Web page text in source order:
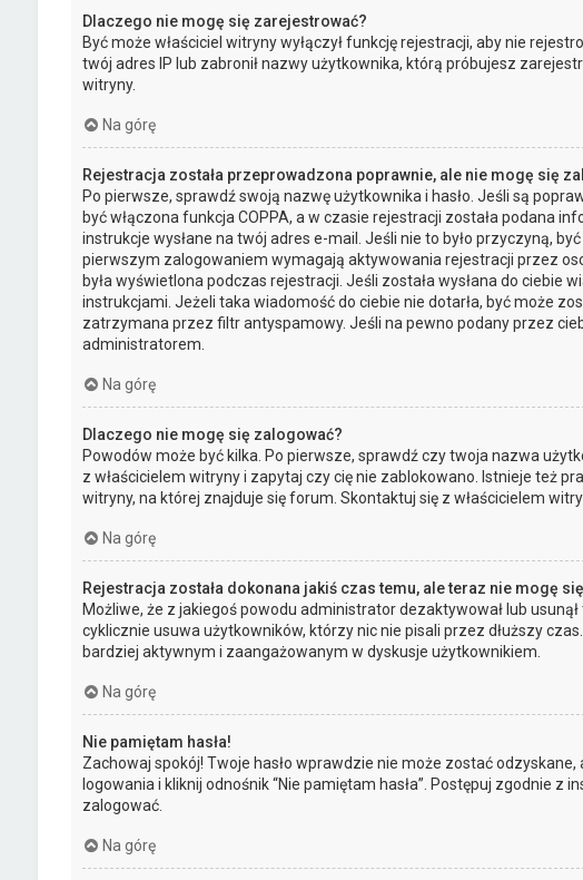
Dlaczego nie mogę się zarejestrować?
Być może właściciel witryny wyłączył funkcję rejestracji, aby nie
twój adres IP lub zabronił nazwy użytkownika, którą próbujesz
witryny.
Na górę
Rejestracja została przeprowadzona poprawnie, ale nie mogę się
Po pierwsze, sprawdź swoją nazwę użytkownika i hasło. Jeśli są
być włączona funkcja COPPA, a w czasie rejestracji została podana
instrukcje wysłane na twój adres e-mail. Jeśli nie to było przyczyną,
pierwszym zalogowaniem wymagają aktywowania rejestracji przez
była wyświetlona podczas rejestracji. Jeśli została wysłana do ciebie
instrukcjami. Jeżeli taka wiadomość do ciebie nie dotarła, być może
zatrzymana przez filtr antyspamowy. Jeśli na pewno podany przez
administratorem.
Na górę
Dlaczego nie mogę się zalogować?
Powodów może być kilka. Po pierwsze, sprawdź czy twoja nazwa
z właścicielem witryny i zapytaj czy cię nie zablokowano. Istnieje też
witryny, na której znajduje się forum. Skontaktuj się z właścicielem
Na górę
Rejestracja została dokonana jakiś czas temu, ale teraz nie mogę
Możliwe, że z jakiegoś powodu administrator dezaktywował lub
cyklicznie usuwa użytkowników, którzy nic nie pisali przez dłuższy
bardziej aktywnym i zaangażowanym w dyskusje użytkownikiem.
Na górę
Nie pamiętam hasła!
Zachowaj spokój! Twoje hasło wprawdzie nie może zostać
logowania i kliknij odnośnik “Nie pamiętam hasła”. Postępuj zgodnie
zalogować.
Na górę